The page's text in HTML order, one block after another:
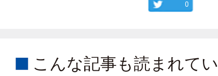
0
こんな記事も読まれて